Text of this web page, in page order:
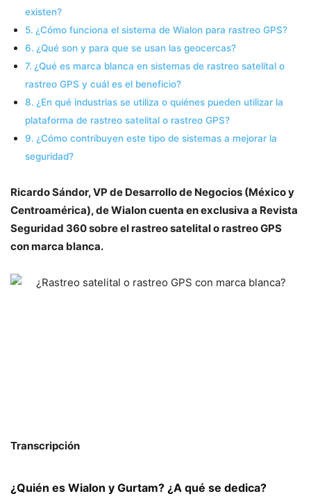
existen?
¿Cómo funciona el sistema de Wialon para rastreo GPS?
¿Qué son y para que se usan las geocercas?
¿Qué es marca blanca en sistemas de rastreo satelital o
rastreo GPS y cuál es el beneficio?
¿En qué industrias se utiliza o quiénes pueden utilizar la
plataforma de rastreo satelital o rastreo GPS?
¿Cómo contribuyen este tipo de sistemas a mejorar la
seguridad?
Ricardo Sándor, VP de Desarrollo de Negocios (México y
Centroamérica), de Wialon cuenta en exclusiva a Revista
Seguridad 360 sobre el rastreo satelital o rastreo GPS
con marca blanca.
Transcripción
¿Quién es Wialon y Gurtam? ¿A qué se dedica?